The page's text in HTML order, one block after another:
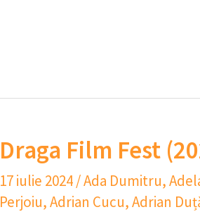
Draga Film Fest
17 iulie 2024/Ada Dumitru,
Perjoiu,Adrian Cucu,Adrian